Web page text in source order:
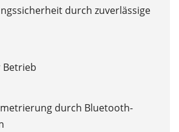
durch zuverlässige
durch Bluetooth-